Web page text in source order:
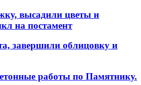
высадили цветы и
на постамент
завершили облицовку и
работы по Памятнику.